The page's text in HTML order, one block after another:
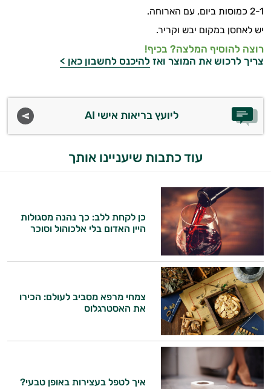
2-1 כמוסות ביום, עם הארוחה.
יש לאחסן במקום יבש וקריר.
רוצה להוסיף המלצה? בכיף!
צריך לרכוש את המוצר ואז להיכנס לחשבון כאן >
ליועץ בריאות אישי AI
עוד כתבות שיעניינו אותך
כן לקחת ללב: כך נהנה מסגולות
היין האדום בלי אלכוהול וסוכר
צמחי מרפא מסביב לעולם: הכירו
את האסטרגלוס
איך לטפל בעצירות באופן טבעי?